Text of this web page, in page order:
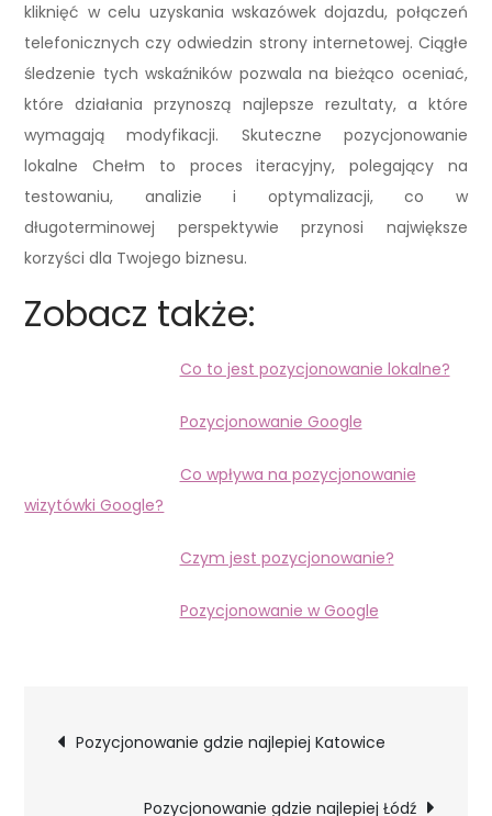
kliknięć w celu uzyskania wskazówek dojazdu, połączeń
telefonicznych czy odwiedzin strony internetowej. Ciągłe
śledzenie tych wskaźników pozwala na bieżąco oceniać,
które działania przynoszą najlepsze rezultaty, a które
wymagają modyfikacji. Skuteczne pozycjonowanie
lokalne Chełm to proces iteracyjny, polegający na
testowaniu, analizie i optymalizacji, co w
długoterminowej perspektywie przynosi największe
korzyści dla Twojego biznesu.
Zobacz także:
Co to jest pozycjonowanie lokalne?
Pozycjonowanie Google
Co wpływa na pozycjonowanie
wizytówki Google?
Czym jest pozycjonowanie?
Pozycjonowanie w Google
Nawigacja
wpisu
Pozycjonowanie gdzie najlepiej Katowice
Pozycjonowanie gdzie najlepiej Łódź